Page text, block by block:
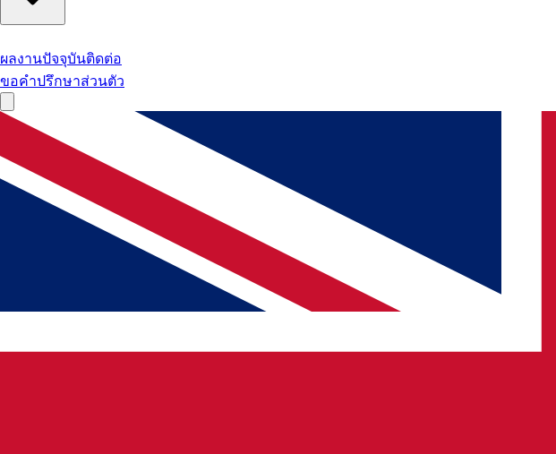
ผลงานปัจจุบันติดต่อ
ขอคำปรึกษาส่วนตัว